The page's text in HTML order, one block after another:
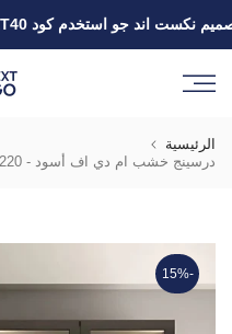
الانتقال
إلى
الرئيسية
درسينج خشب ام دي اف أسود - 220×150×50 سم كود Dressing15015
-15%